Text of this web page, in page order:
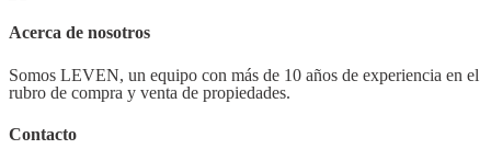
Acerca de nosotros
Somos LEVEN, un equipo con más de 10 años de experiencia en el
rubro de compra y venta de propiedades.
Contacto